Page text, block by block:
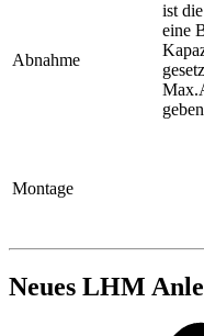
Abnahme
ist
eine
geben
Montage
Neues LHM